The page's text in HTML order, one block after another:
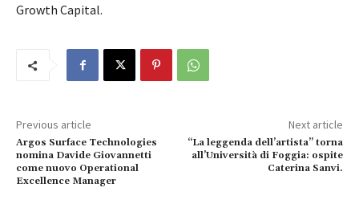
Growth Capital.
Previous article
Argos Surface Technologies
nomina Davide Giovannetti
come nuovo Operational
Excellence Manager
Next article
“La leggenda dell’artista” torna
all’Università di Foggia: ospite
Caterina Sanvi.